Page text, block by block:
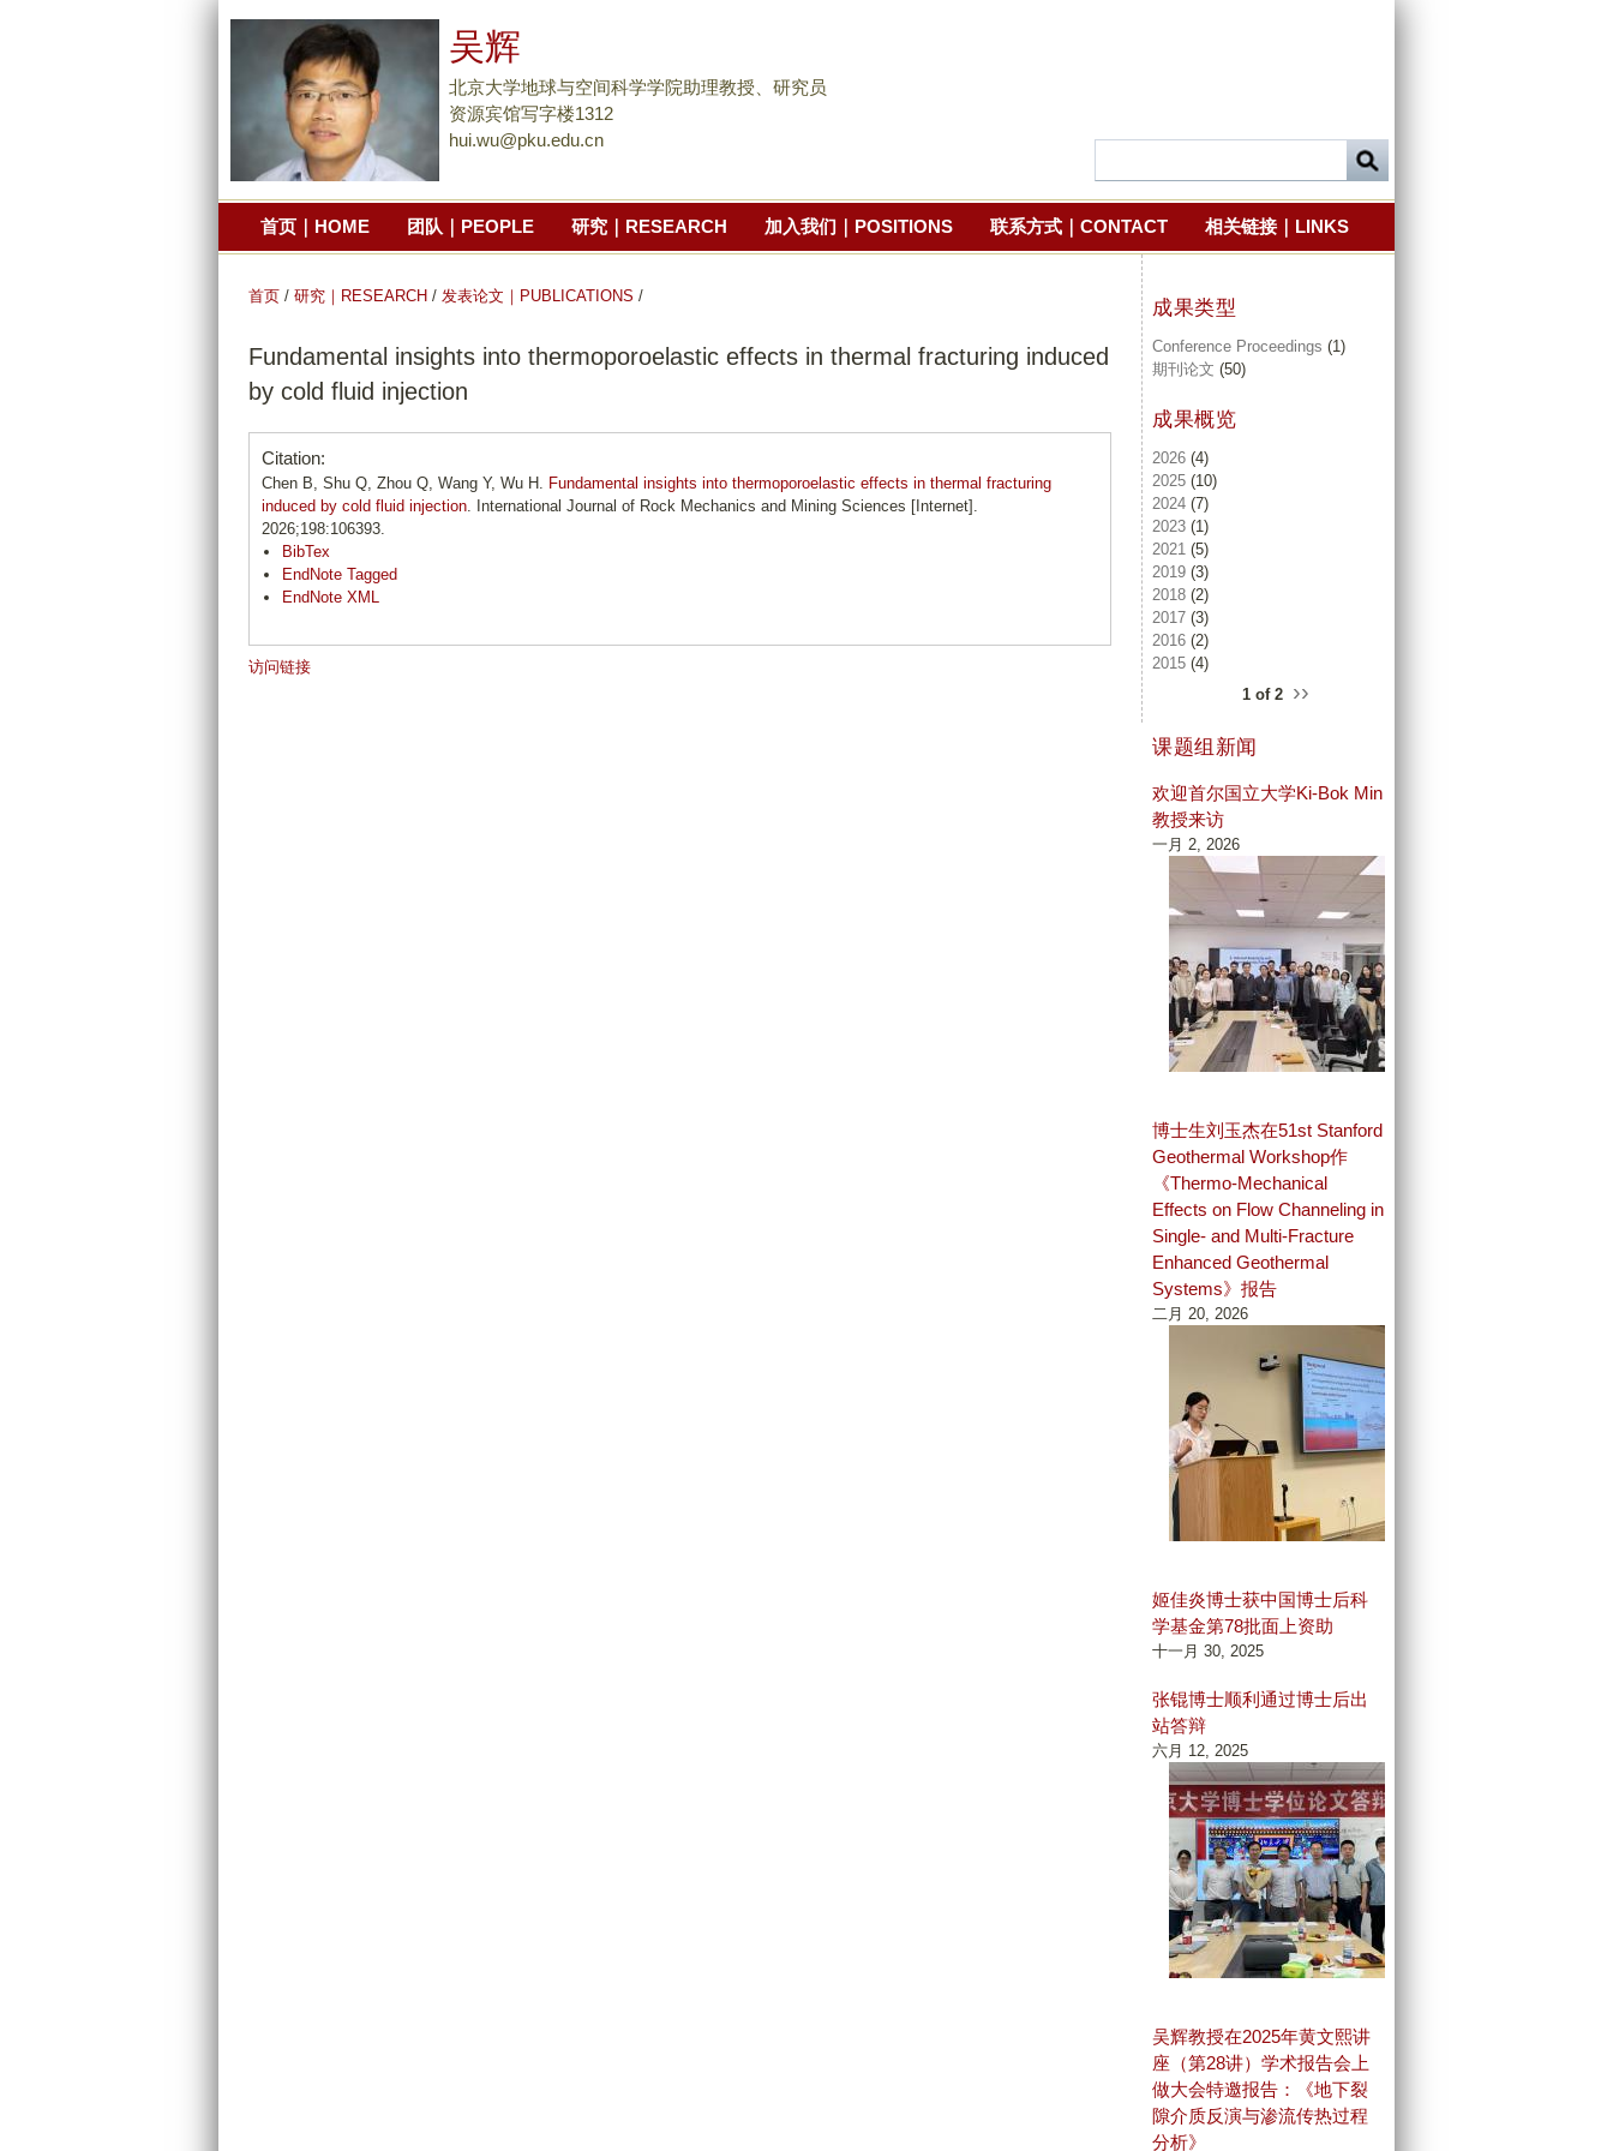
到
主
要
分
吴辉
北京大学地球与空间科学学院助理教授、研究员
资源宾馆写字楼1312
hui.wu@pku.edu.cn
首页｜HOME 团队｜PEOPLE 研究｜RESEARCH 加入我们｜POSITIONS 联系方式｜CONTACT 相关链接｜LINKS
首页 / 研究｜RESEARCH / 发表论文｜PUBLICATIONS /
Fundamental insights into thermoporoelastic effects in thermal fracturing induced
by cold fluid injection
Citation:
Chen B, Shu Q, Zhou Q, Wang Y, Wu H. Fundamental insights into thermoporoelastic effects in thermal fracturing
induced by cold fluid injection. International Journal of Rock Mechanics and Mining Sciences [Internet].
2026;198:106393.
BibTex
EndNote Tagged
EndNote XML
访问链接
成果类型
Conference Proceedings (1)
期刊论文 (50)
成果概览
2026 (4)
2025 (10)
2024 (7)
2023 (1)
2021 (5)
2019 (3)
2018 (2)
2017 (3)
2016 (2)
2015 (4)
1 of 2 ››
课题组新闻
欢迎首尔国立大学Ki-Bok Min
教授来访
一月 2, 2026
博士生刘玉杰在51st Stanford
Geothermal Workshop作
《Thermo-Mechanical
Effects on Flow Channeling in
Single- and Multi-Fracture
Enhanced Geothermal
Systems》报告
二月 20, 2026
姬佳炎博士获中国博士后科
学基金第78批面上资助
十一月 30, 2025
张锟博士顺利通过博士后出
站答辩
六月 12, 2025
吴辉教授在2025年黄文熙讲
座（第28讲）学术报告会上
做大会特邀报告：《地下裂
隙介质反演与渗流传热过程
分析》